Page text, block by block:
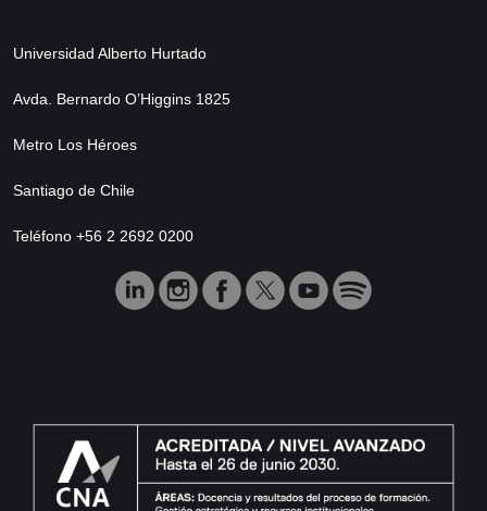
Universidad Alberto Hurtado
Avda. Bernardo O’Higgins 1825
Metro Los Héroes
Santiago de Chile
Teléfono +56 2 2692 0200